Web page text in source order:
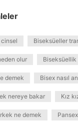
Biseksüeller
olur Biseksüellik
demek Bisex nasıl
nereye bakar Kız
ne demek